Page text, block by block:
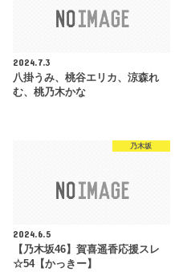
2024.7.3
八掛うみ、桃谷エリカ、涼森れ
む、桃乃木かな
乃木坂
2024.6.5
【乃木坂46】賀喜遥香応援スレ
☆54【かっきー】